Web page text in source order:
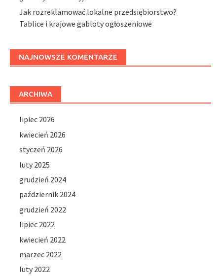
Jak rozreklamować lokalne przedsiębiorstwo?
Tablice i krajowe gabloty ogłoszeniowe
NAJNOWSZE KOMENTARZE
ARCHIWA
lipiec 2026
kwiecień 2026
styczeń 2026
luty 2025
grudzień 2024
październik 2024
grudzień 2022
lipiec 2022
kwiecień 2022
marzec 2022
luty 2022